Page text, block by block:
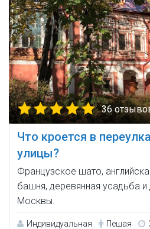
36
Что кроется в
улицы?
Французское шато,
башня, деревянная усадьба
Москвы.
Индивидуальная Пешая